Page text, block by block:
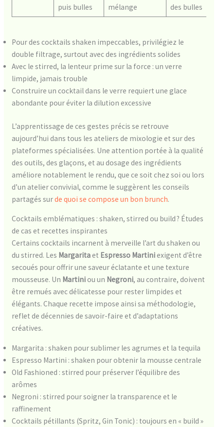
puis bulles
mélange
des bulles
Pour des cocktails shaken impeccables, privilégiez le
double filtrage, surtout avec des ingrédients solides
Avec le stirred, la lenteur prime sur la force : un verre
limpide, jamais trouble
Construire un cocktail dans le verre requiert une glace
abondante pour éviter la dilution excessive
L’apprentissage de ces gestes précis se retrouve
aujourd’hui dans tous les ateliers de mixologie et sur des
plateformes spécialisées. Une attention portée à la qualité
des outils, des glaçons, et au dosage des ingrédients
améliore notablement le rendu, que ce soit chez soi ou lors
d’un atelier convivial, comme le suggèrent les conseils
partagés surde quoi se compose un bon brunch.
Cocktails emblématiques : shaken, stirred ou build ? Études
de cas et recettes inspirantes
Certains cocktails incarnent à merveille l’art du shaken ou
du stirred. Les Margaritaet Espresso Martiniexigent d’être
secoués pour offrir une saveur éclatante et une texture
mousseuse. Un Martiniou un Negroni, au contraire, doivent
être remués avec délicatesse pour rester limpides et
élégants. Chaque recette impose ainsi sa méthodologie,
reflet de décennies de savoir-faire et d’adaptations
créatives.
Margarita : shaken pour sublimer les agrumes et la tequila
Espresso Martini : shaken pour obtenir la mousse centrale
Old Fashioned : stirred pour préserver l’équilibre des
arômes
Negroni : stirred pour soigner la transparence et le
raffinement
Cocktails pétillants (Spritz, Gin Tonic) : toujours en « build »